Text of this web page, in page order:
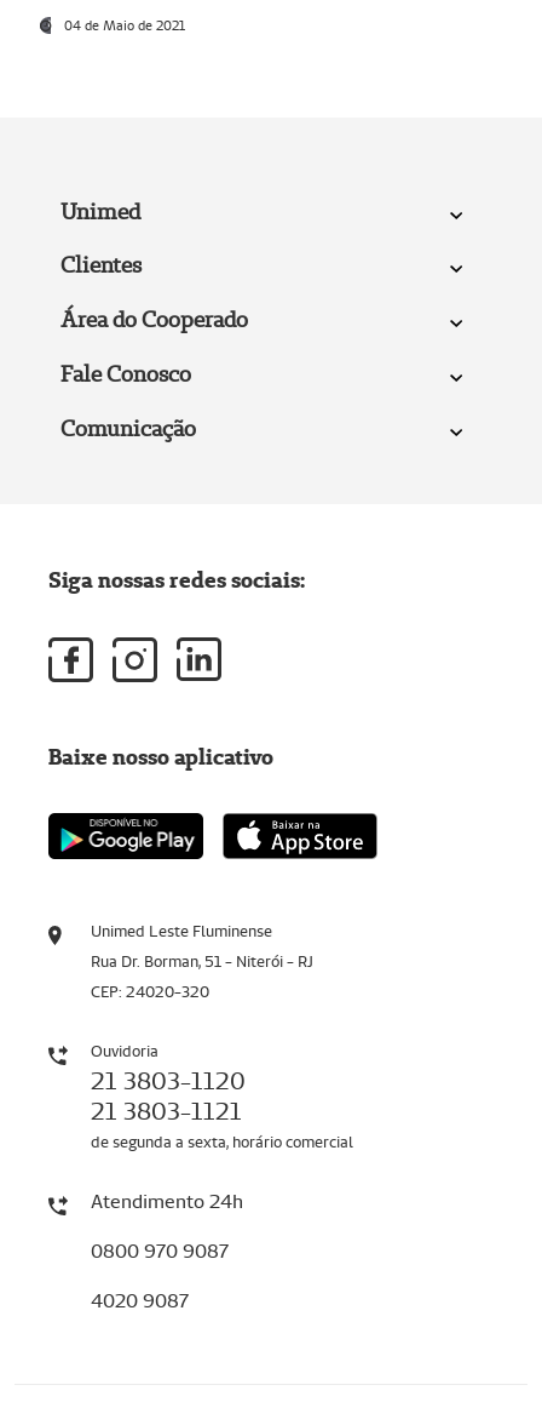
04 de Maio de 2021
Unimed
Clientes
Área do Cooperado
Fale Conosco
Comunicação
Unimed Leste Fluminense
Rua Dr. Borman, 51 - Niterói - RJ
CEP: 24020-320
Ouvidoria
21 3803-1120
21 3803-1121
de segunda a sexta, horário comercial
Atendimento 24h
0800 970 9087
4020 9087
Siga nossas redes sociais:
Baixe nosso aplicativo